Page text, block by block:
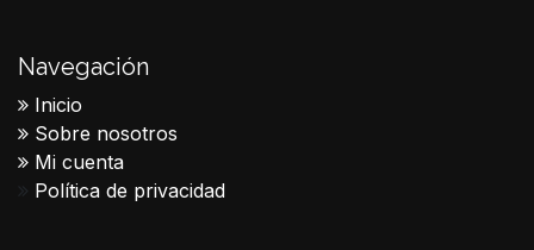
Navegación
Inicio
Sobre nosotros
Mi cuenta
Política de privacidad